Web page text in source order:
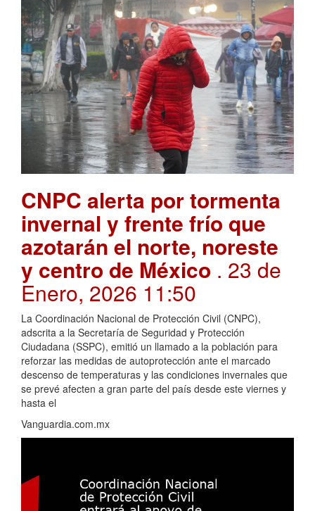
CNPC alerta por tormenta
invernal y frente frío que
azotarán el norte, noreste
y centro de México . 23 de
Enero, 2026 11:50
La Coordinación Nacional de Protección Civil (CNPC),
adscrita a la Secretaría de Seguridad y Protección
Ciudadana (SSPC), emitió un llamado a la población para
reforzar las medidas de autoprotección ante el marcado
descenso de temperaturas y las condiciones invernales que
se prevé afecten a gran parte del país desde este viernes y
hasta el
Vanguardia.com.mx